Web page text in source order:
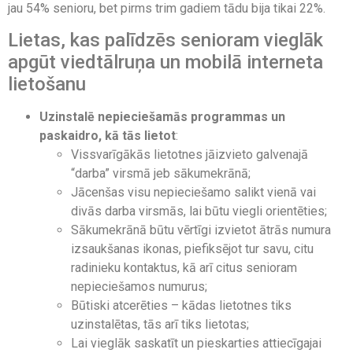
jau 54% senioru, bet pirms trim gadiem tādu bija tikai 22%.
Lietas, kas palīdzēs senioram vieglāk
apgūt viedtālruņa un mobilā interneta
lietošanu
Uzinstalē nepieciešamās programmas un
paskaidro, kā tās lietot:
Vissvarīgākās lietotnes jāizvieto galvenajā
“darba” virsmā jeb sākumekrānā;
Jācenšas visu nepieciešamo salikt vienā vai
divās darba virsmās, lai būtu viegli orientēties;
Sākumekrānā būtu vērtīgi izvietot ātrās numura
izsaukšanas ikonas, piefiksējot tur savu, citu
radinieku kontaktus, kā arī citus senioram
nepieciešamos numurus;
Būtiski atcerēties – kādas lietotnes tiks
uzinstalētas, tās arī tiks lietotas;
Lai vieglāk saskatīt un pieskarties attiecīgajai